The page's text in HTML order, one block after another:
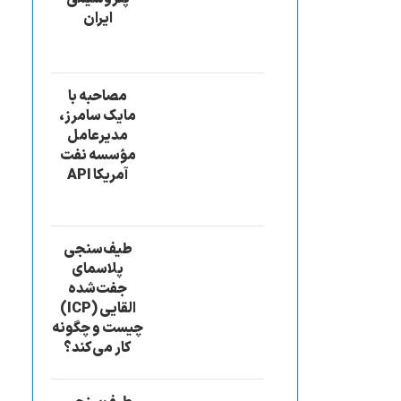
ایران
مصاحبه با
مایک سامرز،
مدیرعامل
مؤسسه نفت
آمریکا API
طیف‌سنجی
پلاسمای
جفت‌شده
القایی (ICP)
چیست و چگونه
کار می‌کند؟